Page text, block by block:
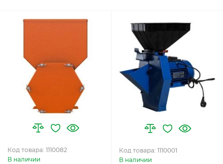
Код товара: 1110082
В наличии
Код товара: 1110001
В наличии